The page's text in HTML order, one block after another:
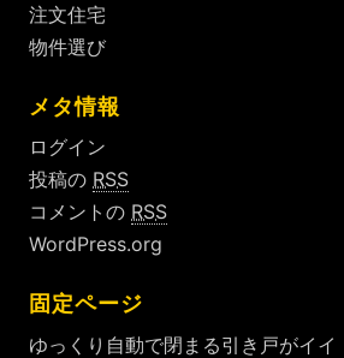
注文住宅
物件選び
メタ情報
ログイン
投稿の RSS
コメントの RSS
WordPress.org
固定ページ
ゆっくり自動で閉まる引き戸がイイ